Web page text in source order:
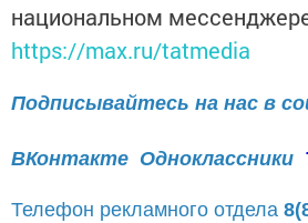
национальном
https://max.ru/tatmedia
Подписывайтесь на нас в
ВКонтакте Одноклассники
Телефон рекламного отдела